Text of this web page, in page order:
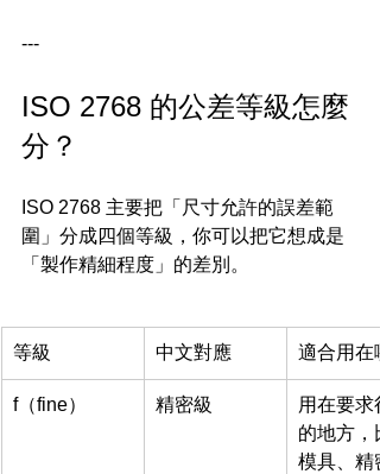
---
ISO 2768 的公差等級怎麼
分？
ISO 2768 主要把「尺寸允許的誤差範
圍」分成四個等級，你可以把它想成是
「製作精細程度」的差別。
等級 中文對應 適合用在
f（fine） 精密級
用在要求
的地方，
模具、精